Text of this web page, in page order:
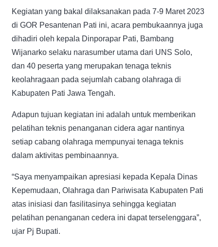
Kegiatan yang bakal dilaksanakan pada 7-9 Maret 2023
di GOR Pesantenan Pati ini, acara pembukaannya juga
dihadiri oleh kepala Dinporapar Pati, Bambang
Wijanarko selaku narasumber utama dari UNS Solo,
dan 40 peserta yang merupakan tenaga teknis
keolahragaan pada sejumlah cabang olahraga di
Kabupaten Pati Jawa Tengah.
Adapun tujuan kegiatan ini adalah untuk memberikan
pelatihan teknis penanganan cidera agar nantinya
setiap cabang olahraga mempunyai tenaga teknis
dalam aktivitas pembinaannya.
“Saya menyampaikan apresiasi kepada Kepala Dinas
Kepemudaan, Olahraga dan Pariwisata Kabupaten Pati
atas inisiasi dan fasilitasinya sehingga kegiatan
pelatihan penanganan cedera ini dapat terselenggara”,
ujar Pj Bupati.